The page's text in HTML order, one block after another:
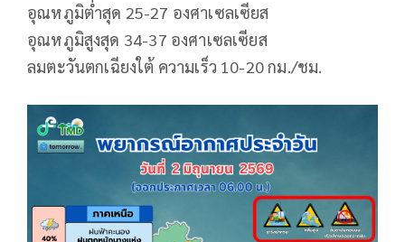
อุณหภูมิต่ำสุด 25-27 องศาเซลเซียส
อุณหภูมิสูงสุด 34-37 องศาเซลเซียส
ลมตะวันตกเฉียงใต้ ความเร็ว 10-20 กม./ชม.